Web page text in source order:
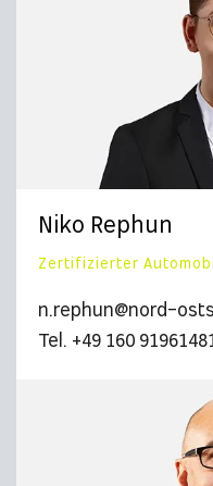
Niko Rephun
Zertifizierter
n.rephun@nord-
Tel. +49 160